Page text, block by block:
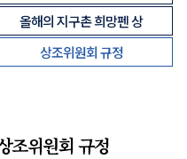
올해의 지구촌 희망펜 상
상조위원회 규정
조위원회 규정